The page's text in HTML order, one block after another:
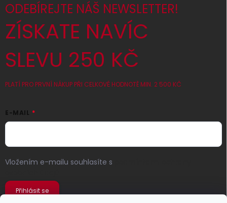
ODEBÍREJTE NÁŠ NEWSLETTER!
ZÍSKATE NAVÍC
SLEVU 250 KČ
PLATÍ PRO PRVNÍ NÁKUP PŘI CELKOVÉ HODNOTĚ MIN. 2 500 KČ
E-MAIL
Vložením e-mailu souhlasíte s
Přihlásit se